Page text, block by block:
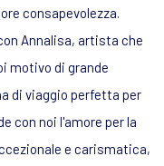
consapevolezza.
Annalisa, artista che
motivo di grande
di viaggio perfetta per
con noi l'amore per la
e carismatica,